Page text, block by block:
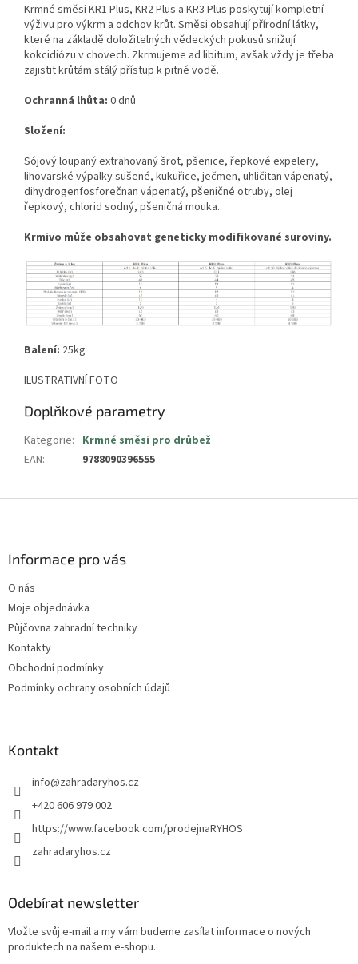
Krmné směsi KR1 Plus, KR2 Plus a KR3 Plus poskytují kompletní
výživu pro výkrm a odchov krůt. Směsi obsahují přírodní látky,
které na základě doložitelných vědeckých pokusů snižují
kokcidiózu v chovech. Zkrmujeme ad libitum, avšak vždy je třeba
zajistit krůtám stálý přístup k pitné vodě.
Ochranná lhůta: 0 dnů
Složení:
Sójový loupaný extrahovaný šrot, pšenice, řepkové expelery,
lihovarské výpalky sušené, kukuřice, ječmen, uhličitan vápenatý,
dihydrogenfosforečnan vápenatý, pšeničné otruby, olej
řepkový, chlorid sodný, pšeničná mouka.
Krmivo může obsahovat geneticky modifikované suroviny.
Balení: 25kg
ILUSTRATIVNÍ FOTO
Doplňkové parametry
Kategorie: Krmné směsi pro drůbež
EAN: 9788090396555
Informace pro vás
O nás
Moje objednávka
Půjčovna zahradní techniky
Kontakty
Obchodní podmínky
Podmínky ochrany osobních údajů
Kontakt
info@zahradaryhos.cz
+420 606 979 002
https://www.facebook.com/prodejnaRYHOS
zahradaryhos.cz
Odebírat newsletter
Vložte svůj e-mail a my vám budeme zasílat informace o nových
produktech na našem e-shopu.